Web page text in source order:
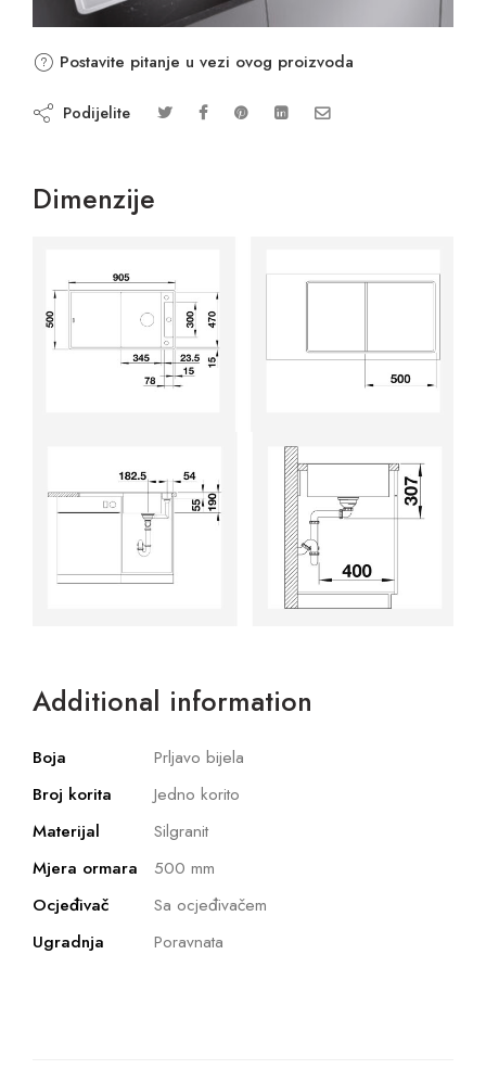
Postavite pitanje u vezi ovog proizvoda
Podijelite
Dimenzije
Additional information
Boja
Prljavo bijela
Broj korita
Jedno korito
Materijal
Silgranit
Mjera ormara
500 mm
Ocjeđivač
Sa ocjeđivačem
Ugradnja
Poravnata